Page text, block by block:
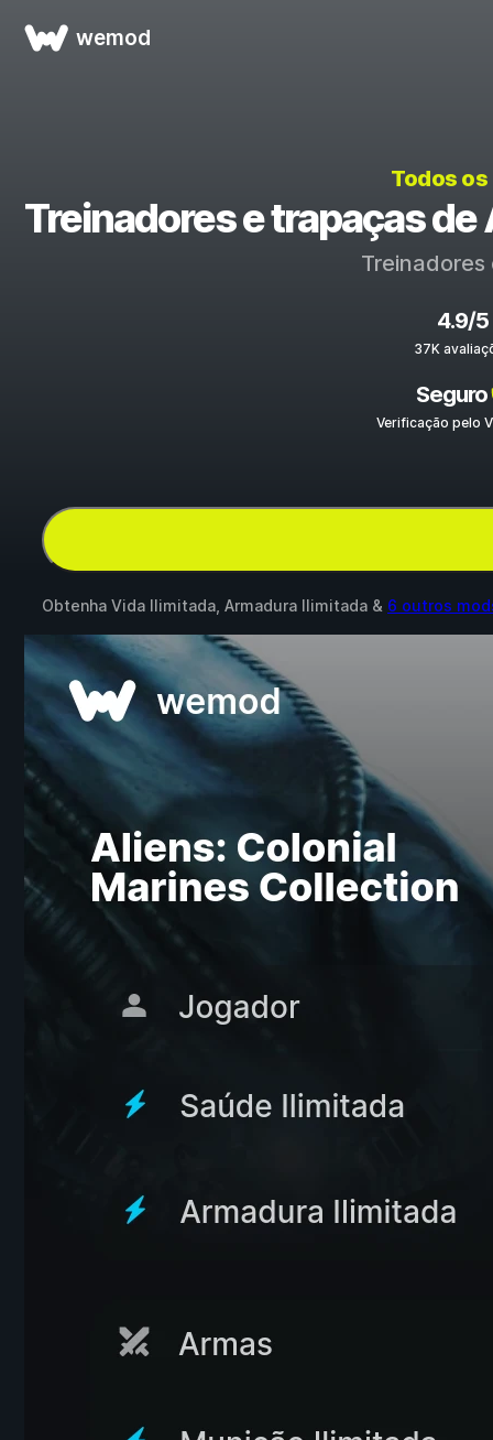
wemod
Todos
Treinadores e trapaças
4.9/5
37K
Seguro
Verificação pelo
Obtenha Vida Ilimitada, Armadura Ilimitada & 6 outros